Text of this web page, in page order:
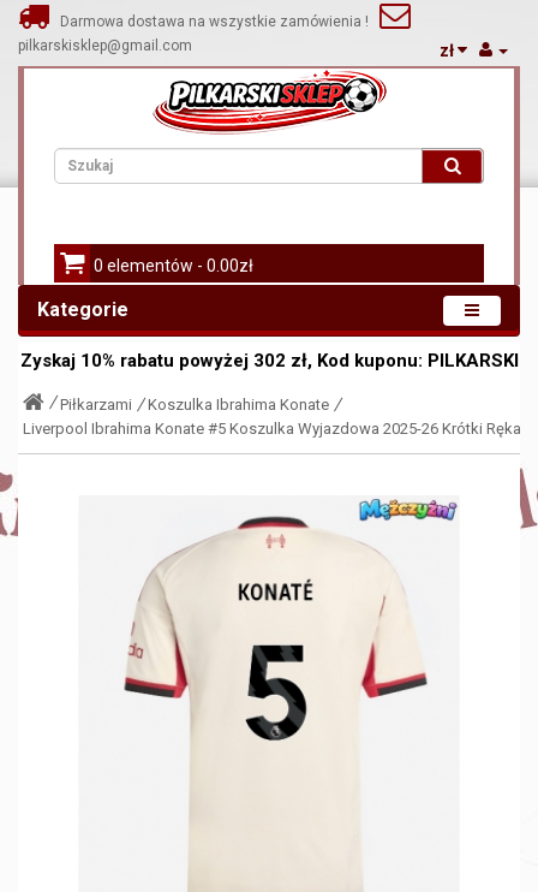
Darmowa dostawa na wszystkie zamówienia !
pilkarskisklep@gmail.com
zł
0 elementów - 0.00zł
Kategorie
Zyskaj 10% rabatu powyżej 302 zł, Kod kuponu: PILKARSKI
Piłkarzami
Koszulka Ibrahima Konate
Liverpool Ibrahima Konate #5 Koszulka Wyjazdowa 2025-26 Krótki Rękaw